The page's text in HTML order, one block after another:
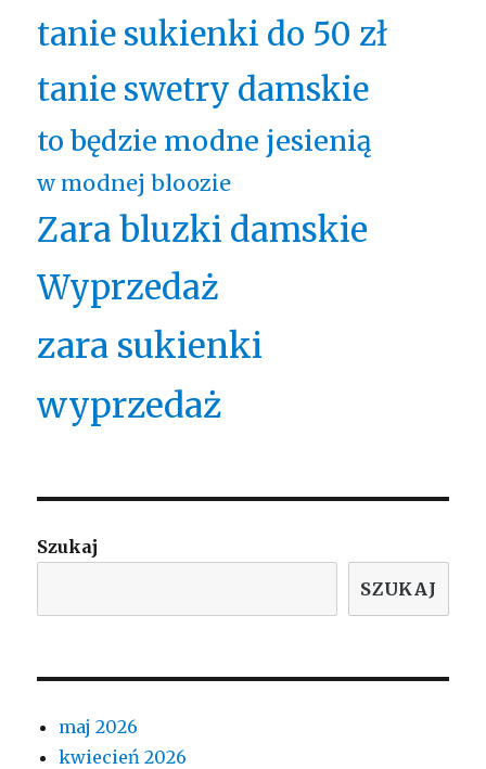
tanie sukienki do 50 zł
tanie swetry damskie
to będzie modne jesienią
w modnej bloozie
Zara bluzki damskie
Wyprzedaż
zara sukienki
wyprzedaż
Szukaj
SZUKAJ
maj 2026
kwiecień 2026